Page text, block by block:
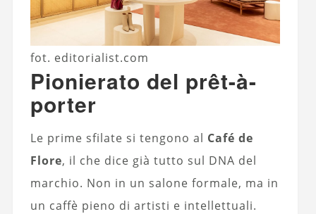
fot. editorialist.com
Pionierato del prêt-à-
porter
Le prime sfilate si tengono al Café de
Flore, il che dice già tutto sul DNA del
marchio. Non in un salone formale, ma in
un caffè pieno di artisti e intellettuali.